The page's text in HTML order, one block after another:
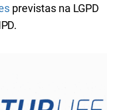
previstas na LGPD